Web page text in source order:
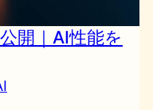
開｜AI性能を